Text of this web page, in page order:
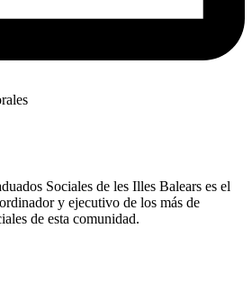
Sociales de les Illes Balears es el
y ejecutivo de los más de
de esta comunidad.